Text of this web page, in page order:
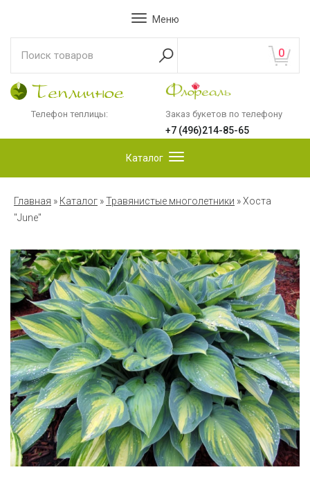
Меню
0
Телефон теплицы: Заказ букетов по телефону
+7 (496)214-85-65
Каталог
Главная » Каталог »Травянистые многолетники »Хоста
"June"